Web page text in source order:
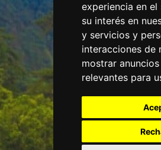
experiencia en
su interés en
y servicios y
interacciones de
mostrar
relevantes para